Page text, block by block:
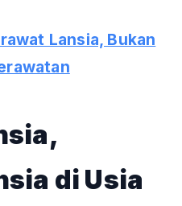
Lansia, Bukan
di Usia